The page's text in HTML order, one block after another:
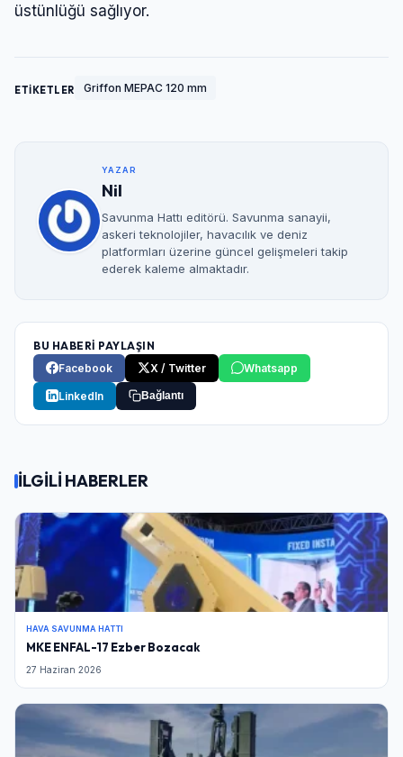
üstünlüğü sağlıyor.
ETİKETLER Griffon MEPAC 120 mm
YAZAR
Nil
Savunma Hattı editörü. Savunma sanayii,
askeri teknolojiler, havacılık ve deniz
platformları üzerine güncel gelişmeleri takip
ederek kaleme almaktadır.
BU HABERİ PAYLAŞIN
Facebook
X / Twitter Whatsapp
LinkedIn Bağlantı
İLGİLİ HABERLER
HAVA SAVUNMA HATTI
MKE ENFAL-17 Ezber Bozacak
27 Haziran 2026